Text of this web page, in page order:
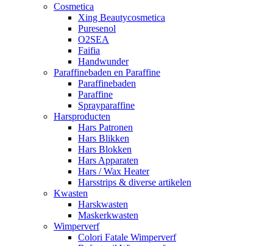
Cosmetica
Xing Beautycosmetica
Puresenol
O2SEA
Faifia
Handwunder
Paraffinebaden en Paraffine
Paraffinebaden
Paraffine
Sprayparaffine
Harsproducten
Hars Patronen
Hars Blikken
Hars Blokken
Hars Apparaten
Hars / Wax Heater
Harsstrips & diverse artikelen
Kwasten
Harskwasten
Maskerkwasten
Wimperverf
Colori Fatale Wimperverf